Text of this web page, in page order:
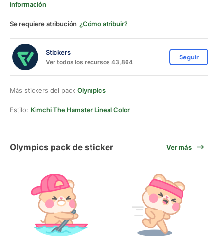
información
Se requiere atribución ¿Cómo atribuir?
Stickers
Ver todos los recursos 43,864
Seguir
Más stickers del pack Olympics
Estilo: Kimchi The Hamster Lineal Color
Olympics pack de sticker Ver más